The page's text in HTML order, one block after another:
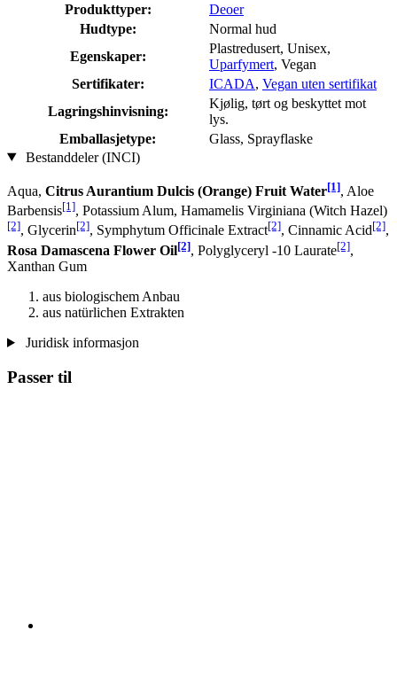
Produkttyper:
Deoer
Hudtype:
Normal hud
Egenskaper:
Plastredu­sert, Unisex,
Uparfymert, Vegan
Sertifikater:
ICADA, Vegan uten sertifikat
Lagringshinvisning:
Kjølig, tørt og beskyttet mot
lys.
Emballasjetype:
Glass, Sprayflaske
Bestanddeler (INCI)
Aqua, Citrus Aurantium Dulcis (Orange) Fruit Water[1], Aloe
Barbensis[1], Potassium Alum, Hamamelis Virginiana (Witch Hazel)
[2], Glycerin[2], Symphytum Officinale Extract[2], Cinnamic Acid[2],
Rosa Damascena Flower Oil[2], Polyglyceryl -10 Laurate[2],
Xanthan Gum
aus biologischem Anbau
aus natürlichen Extrakten
Juridisk informasjon
Passer til